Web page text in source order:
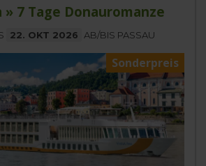
» 7 Tage Donauromanze
22. OKT 2026 AB/BIS PASSAU
Sonderpreis